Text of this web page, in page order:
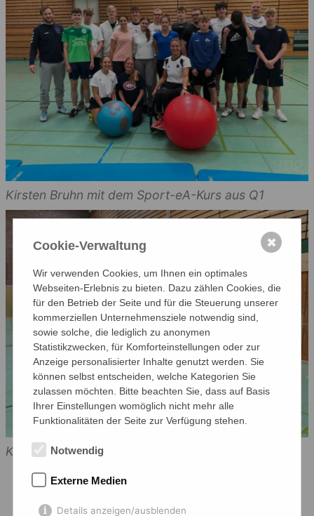
Kirsten Bruhn mit dem Sport-eA-Kurs aus Q1
Kirsten Bruhn mit der Klasse 6c
Auch für Fragen blieb Zeit und so ging es
neben Diversität, Inklusion und Zusammenhalt
Cookie-Verwaltung
Wir verwenden Cookies, um Ihnen ein optimales
Webseiten-Erlebnis zu bieten. Dazu zählen Cookies, die
für den Betrieb der Seite und für die Steuerung unserer
kommerziellen Unternehmensziele notwendig sind,
sowie solche, die lediglich zu anonymen
Statistikzwecken, für Komforteinstellungen oder zur
Anzeige personalisierter Inhalte genutzt werden. Sie
können selbst entscheiden, welche Kategorien Sie
zulassen möchten. Bitte beachten Sie, dass auf Basis
Ihrer Einstellungen womöglich nicht mehr alle
Funktionalitäten der Seite zur Verfügung stehen.
Notwendig
Externe Medien
Details anzeigen/ausblenden
✖